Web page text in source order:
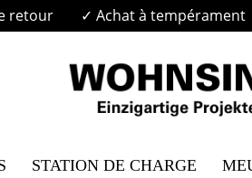
retour ✓ Achat à tempérament
STATION DE CHARGE